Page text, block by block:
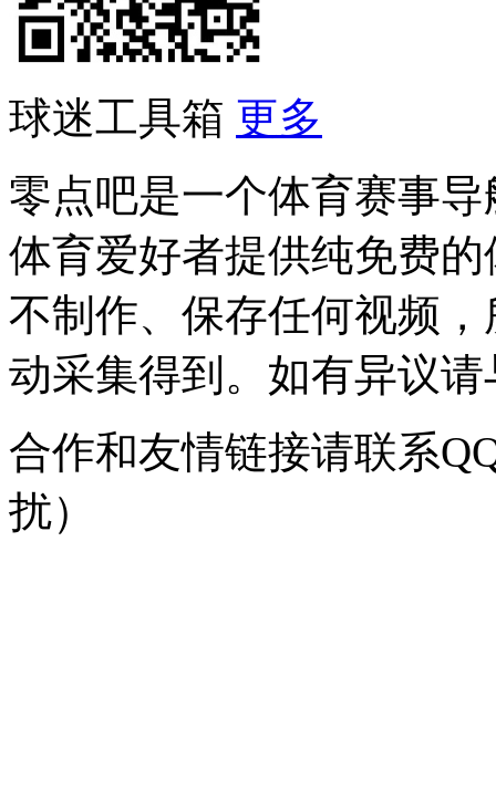
球迷工具箱 更多
零点吧是一个体育赛事
体育爱好者提供纯免费
不制作、保存任何视频
动采集得到。如有异议
合作和友情链接请联系
扰）